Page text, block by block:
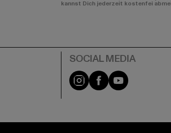
kannst Dich jederzeit kostenfei
Instagram
FacebookYouTube